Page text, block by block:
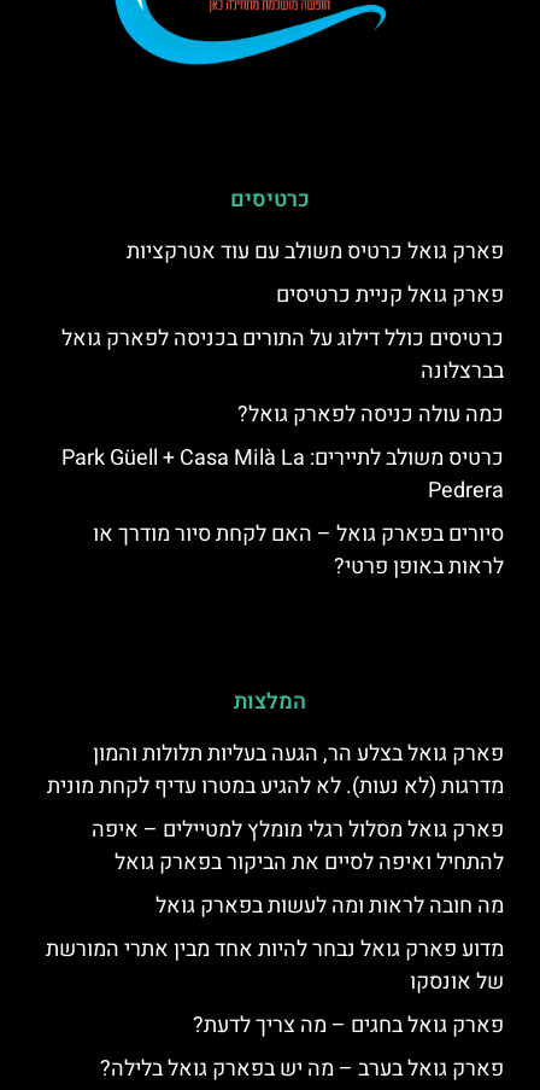
כרטיסים
פארק גואל כרטיס משולב עם עוד אטרקציות
פארק גואל קניית כרטיסים
כרטיסים כולל דילוג על התורים בכניסה לפארק גואל
בברצלונה
כמה עולה כניסה לפארק גואל?
כרטיס משולב לתיירים: Park Güell + Casa Milà La
Pedrera
סיורים בפארק גואל – האם לקחת סיור מודרך או
לראות באופן פרטי?
המלצות
פארק גואל בצלע הר, הגעה בעליות תלולות והמון
מדרגות (לא נעות). לא להגיע במטרו עדיף לקחת מונית
פארק גואל מסלול רגלי מומלץ למטיילים – איפה
להתחיל ואיפה לסיים את הביקור בפארק גואל
מה חובה לראות ומה לעשות בפארק גואל
מדוע פארק גואל נבחר להיות אחד מבין אתרי המורשת
של אונסקו
פארק גואל בחגים – מה צריך לדעת?
פארק גואל בערב – מה יש בפארק גואל בלילה?